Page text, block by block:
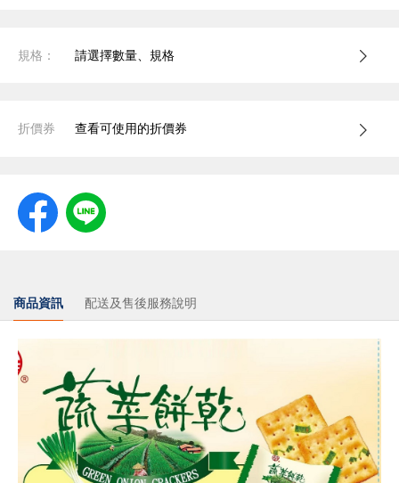
規格： 請選擇數量、規格
折價券 查看可使用的折價券
商品資訊 配送及售後服務說明